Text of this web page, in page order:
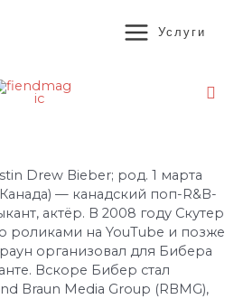
Услуги
Drew Bieber; род. 1 марта
— канадский поп-R&B-
актёр. В 2008 году Скутер
роликами на YouTube и позже
организовал для Бибера
Вскоре Бибер стал
Braun Media Group (RBMG),